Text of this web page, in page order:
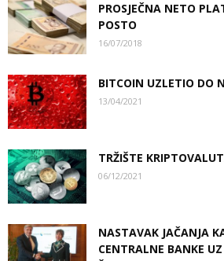
PROSJEČNA NETO
POSTO
16/07/2018
BITCOIN UZLETIO DO
13/04/2021
TRŽIŠTE
06/12/2021
NASTAVAK JAČANJA
CENTRALNE BANKE